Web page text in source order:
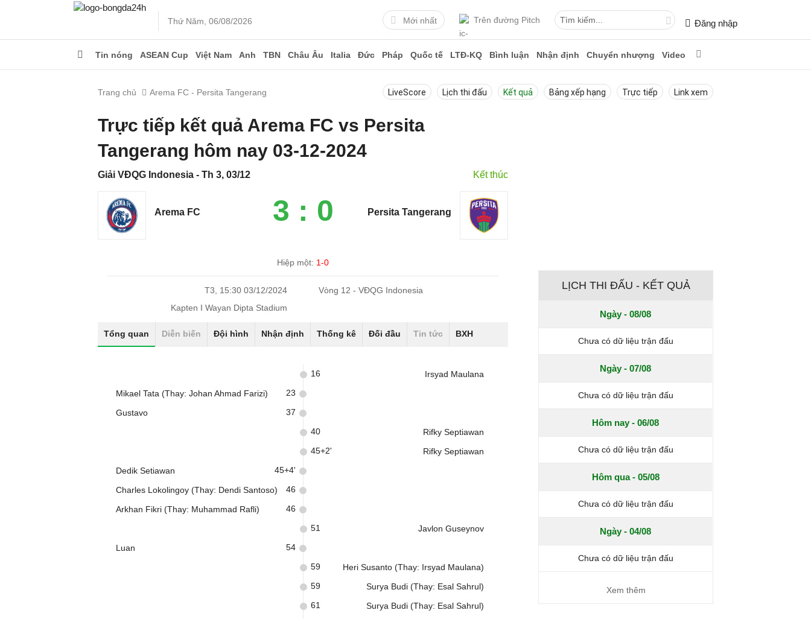
Thứ Năm, 06/08/2026 Mới nhất Trên đường Pitch Đăng nhập
Tin nóng ASEAN Cup Việt Nam Anh TBN Châu Âu Italia Đức Pháp Quốc tế LTĐ-KQ Bình luận Nhận định Chuyển nhượng Video
Trang chủ Arema FC - Persita Tangerang LiveScore Lịch thi đấu Kết quả Bảng xếp hạng Trực tiếp Link xem
Trực tiếp kết quả Arema FC vs Persita
Tangerang hôm nay 03-12-2024
Giải VĐQG Indonesia - Th 3, 03/12 Kết thúc
Arema FC 3 : 0 Persita Tangerang
Hiệp một: 1-0
T3, 15:30 03/12/2024
Vòng 12 - VĐQG Indonesia
Kapten I Wayan Dipta Stadium
Tổng quan Diễn biến Đội hình Nhận định Thống kê Đối đầu Tin tức BXH
Irsyad Maulana
16
Mikael Tata (Thay: Johan Ahmad Farizi) 23
Gustavo 37
Rifky Septiawan
40
Rifky Septiawan
45+2'
Dedik Setiawan 45+4'
Charles Lokolingoy (Thay: Dendi Santoso) 46
Arkhan Fikri (Thay: Muhammad Rafli) 46
Javlon Guseynov
51
Luan 54
Heri Susanto (Thay: Irsyad Maulana)
59
Surya Budi (Thay: Esal Sahrul)
59
Surya Budi (Thay: Esal Sahrul)
61
LỊCH THI ĐẤU - KẾT QUẢ
Ngày - 08/08
Chưa có dữ liệu trận đấu
Ngày - 07/08
Chưa có dữ liệu trận đấu
Hôm nay - 06/08
Chưa có dữ liệu trận đấu
Hôm qua - 05/08
Chưa có dữ liệu trận đấu
Ngày - 04/08
Chưa có dữ liệu trận đấu
Xem thêm